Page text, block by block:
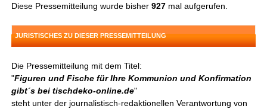
Diese Pressemitteilung wurde bisher927 mal aufgerufen.
JURISTISCHES ZU DIESER PRESSEMITTEILUNG
Die Pressemitteilung mit dem Titel:
"Figuren und Fische für Ihre Kommunion und Konfirmation
gibt´s bei tischdeko-online.de"
steht unter der journalistisch-redaktionellen Verantwortung von